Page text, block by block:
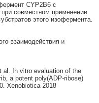
CYP2B6 с
совместном применении
этого изофермента.
взаимодействия и
al. In vitro evaluation of the
a potent poly(ADP-ribose)
Xenobiotica 2018